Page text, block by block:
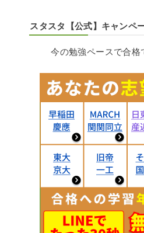
スタスタ【公式】キャンペ
今の勉強ペースで合格